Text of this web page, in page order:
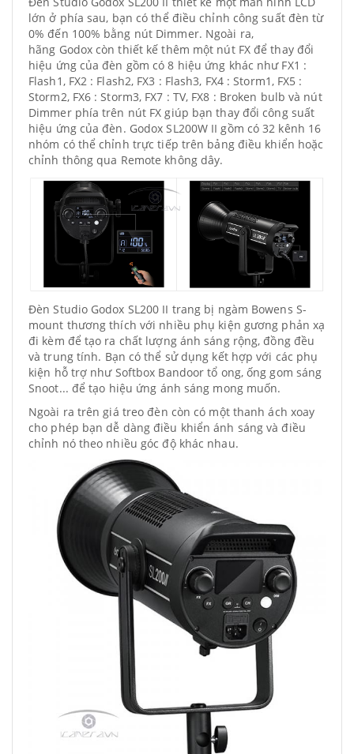
lớn ở phía sau, bạn có thể điều chỉnh công suất đèn từ
0% đến 100% bằng nút Dimmer. Ngoài ra,
hãng Godox còn thiết kế thêm một nút FX để thay đổi
hiệu ứng của đèn gồm có 8 hiệu ứng khác như FX1 :
Flash1, FX2 : Flash2, FX3 : Flash3, FX4 : Storm1, FX5 :
Storm2, FX6 : Storm3, FX7 : TV, FX8 : Broken bulb và nút
Dimmer phía trên nút FX giúp bạn thay đổi công suất
hiệu ứng của đèn. Godox SL200W II gồm có 32 kênh 16
nhóm có thể chỉnh trực tiếp trên bảng điều khiển hoặc
chỉnh thông qua Remote không dây.
Đèn Studio Godox SL200 II trang bị ngàm Bowens S-
mount thương thích với nhiều phụ kiện gương phản xạ
đi kèm để tạo ra chất lượng ánh sáng rộng, đồng đều
và trung tính. Bạn có thể sử dụng kết hợp với các phụ
kiện hỗ trợ như Softbox Bandoor tổ ong, ống gom sáng
Snoot... để tạo hiệu ứng ánh sáng mong muốn.
Ngoài ra trên giá treo đèn còn có một thanh ách xoay
cho phép bạn dễ dàng điều khiển ánh sáng và điều
chỉnh nó theo nhiều góc độ khác nhau.